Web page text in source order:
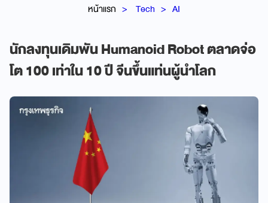
หน้าแรก Tech AI
นักลงทุนเดิมพัน Humanoid Robot ตลาดจ่อ
โต 100 เท่าใน 10 ปี จีนขึ้นแท่นผู้นำโลก